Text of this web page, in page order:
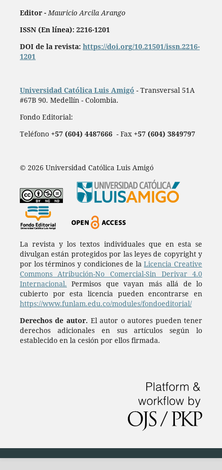
Editor -Mauricio Arcila Arango
ISSN (En línea): 2216-1201
DOI de la revista: https://doi.org/10.21501/issn.2216-
1201
Universidad Católica Luis Amigó - Transversal 51A
#67B 90. Medellín - Colombia.
Fondo Editorial:
Teléfono +57 (604) 4487666- Fax +57 (604) 3849797
© 2026 Universidad Católica Luis Amigó
La revista y los textos individuales que en esta se
divulgan están protegidos por las leyes de copyright y
por los términos y condiciones de laLicencia Creative
Commons Atribución-No Comercial-Sin Derivar 4.0
Internacional. Permisos que vayan más allá de lo
cubierto por esta licencia pueden encontrarse en
https://www.funlam.edu.co/modules/fondoeditorial/
Derechos de autor. El autor o autores pueden tener
derechos adicionales en sus artículos según lo
establecido en la cesión por ellos firmada.